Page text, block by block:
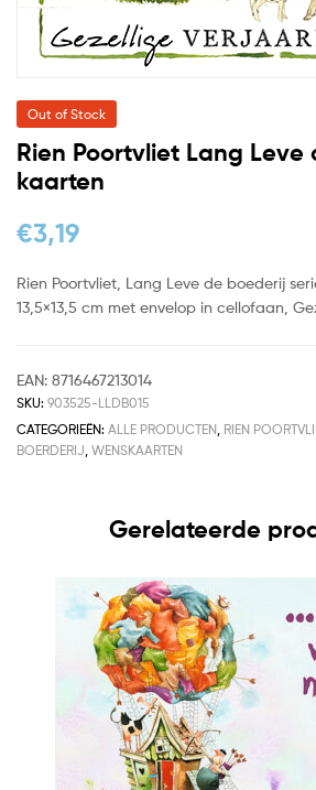
Out of Stock
Rien Poortvliet Lang Leve
kaarten
€3,19
Rien Poortvliet, Lang Leve de boederij
13,5×13,5 cm met envelop in cellofaan,
EAN: 8716467213014
SKU: 903525-LLDB015
CATEGORIEËN: ALLE PRODUCTEN RIEN
BOERDERIJ WENSKAARTEN
Gerelateerde